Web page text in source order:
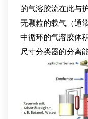
的气溶胶流在此与
无颗粒的载气（通
中循环的气溶胶体
尺寸分类器的分离能